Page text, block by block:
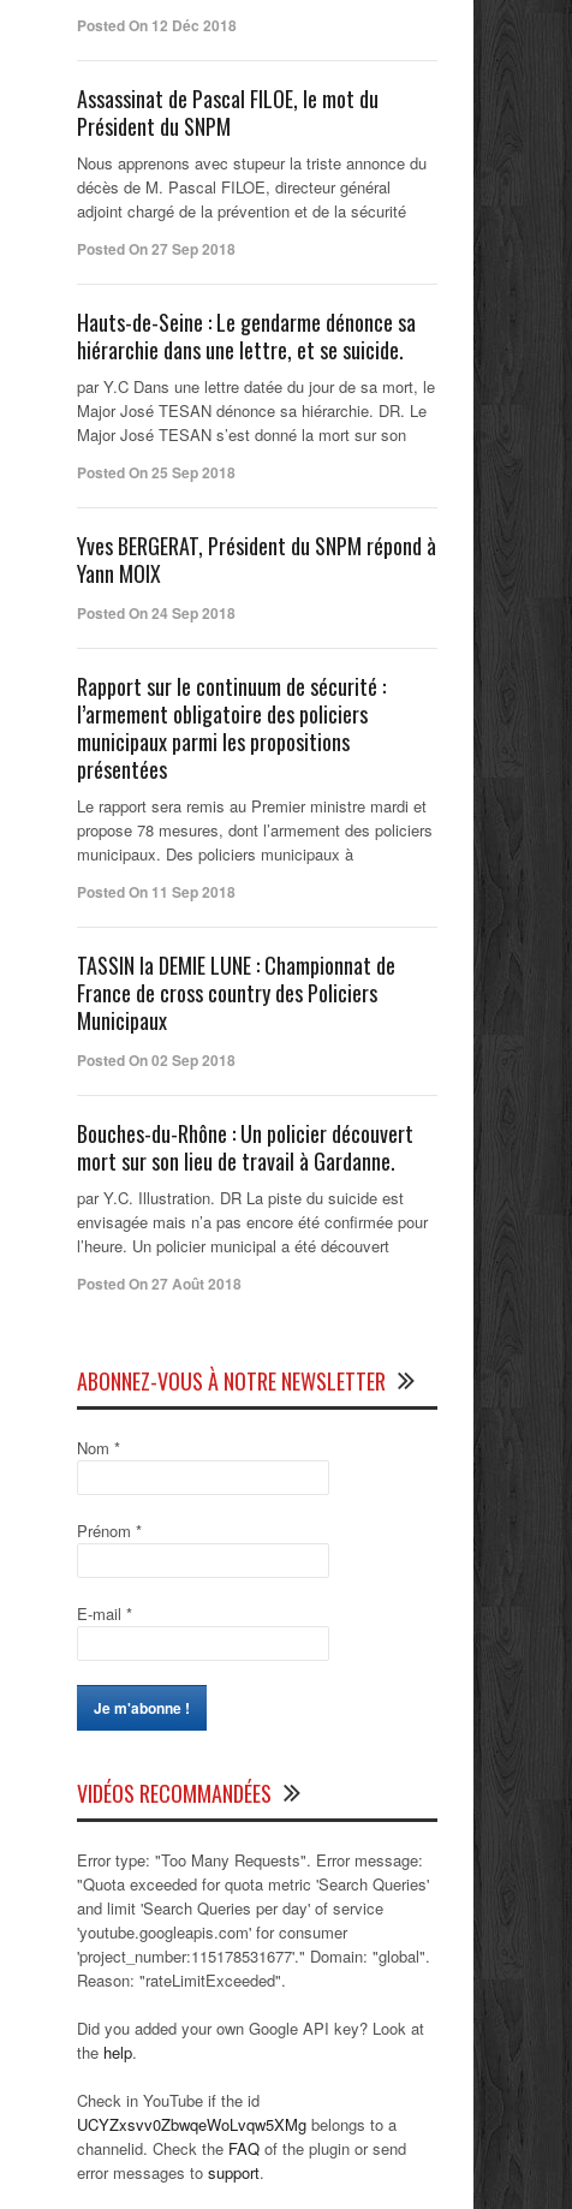
Posted On 12 Déc 2018
Assassinat de Pascal FILOE, le mot du
Président du SNPM
Nous apprenons avec stupeur la triste annonce du
décès de M. Pascal FILOE, directeur général
adjoint chargé de la prévention et de la sécurité
Posted On 27 Sep 2018
Hauts-de-Seine : Le gendarme dénonce sa
hiérarchie dans une lettre, et se suicide.
par Y.C Dans une lettre datée du jour de sa mort, le
Major José TESAN dénonce sa hiérarchie. DR. Le
Major José TESAN s’est donné la mort sur son
Posted On 25 Sep 2018
Yves BERGERAT, Président du SNPM répond à
Yann MOIX
Posted On 24 Sep 2018
Rapport sur le continuum de sécurité :
l’armement obligatoire des policiers
municipaux parmi les propositions
présentées
Le rapport sera remis au Premier ministre mardi et
propose 78 mesures, dont l’armement des policiers
municipaux. Des policiers municipaux à
Posted On 11 Sep 2018
TASSIN la DEMIE LUNE : Championnat de
France de cross country des Policiers
Municipaux
Posted On 02 Sep 2018
Bouches-du-Rhône : Un policier découvert
mort sur son lieu de travail à Gardanne.
par Y.C. Illustration. DR La piste du suicide est
envisagée mais n’a pas encore été confirmée pour
l’heure. Un policier municipal a été découvert
Posted On 27 Août 2018
ABONNEZ-VOUS À NOTRE NEWSLETTER
Nom *
Prénom *
E-mail *
VIDÉOS RECOMMANDÉES
Error type: "Too Many Requests". Error message:
"Quota exceeded for quota metric 'Search Queries'
and limit 'Search Queries per day' of service
'youtube.googleapis.com' for consumer
'project_number:115178531677'." Domain: "global".
Reason: "rateLimitExceeded".
Did you added your own Google API key? Look at
the help.
Check in YouTube if the id
UCYZxsvv0ZbwqeWoLvqw5XMg belongs to a
channelid. Check the FAQ of the plugin or send
error messages to support.